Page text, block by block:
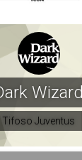
Wizard
Tifoso Juventus